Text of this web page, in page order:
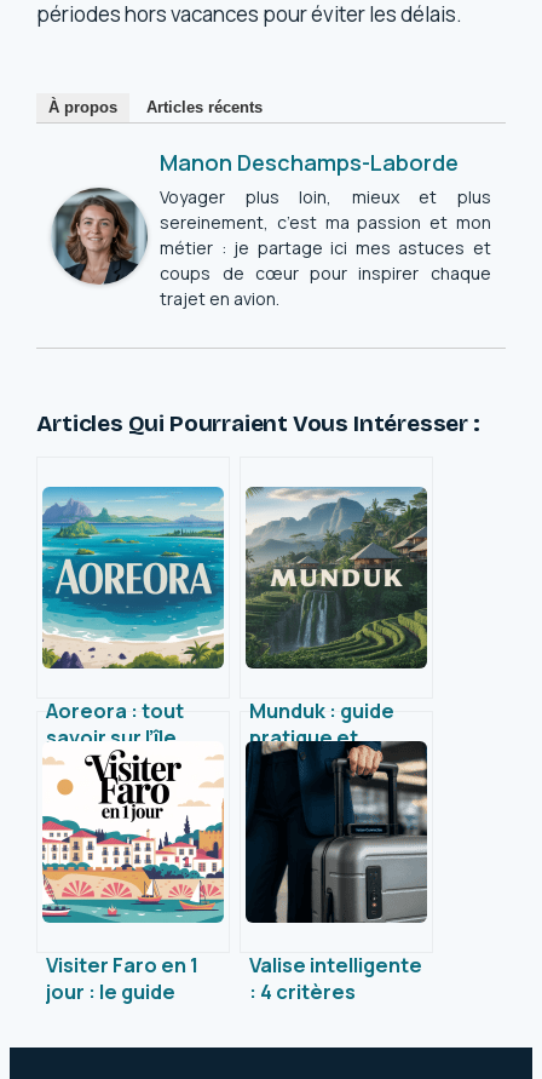
périodes hors vacances pour éviter les délais.
À propos Articles récents
Manon Deschamps-Laborde
Voyager plus loin, mieux et plus
sereinement, c’est ma passion et mon
métier : je partage ici mes astuces et
coups de cœur pour inspirer chaque
trajet en avion.
Articles Qui Pourraient Vous Intéresser :
Aoreora : tout
savoir sur l’île
secrète du
Pacifique
Munduk : guide
pratique et
inspirations pour
profiter du village
incontournable de
Visiter Faro en 1
jour : le guide
explorer la ville
Valise intelligente
: 4 critères
pour voyager sans